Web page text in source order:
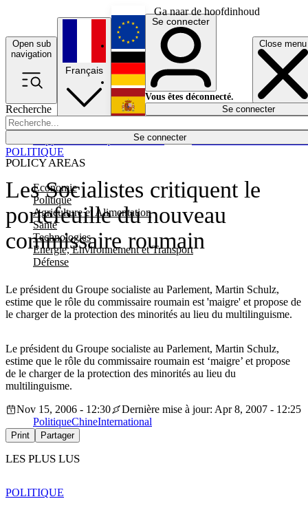
Ga naar de hoofdinhoud
Open sub
navigation
Close menu
Recherche
Se connecter
POLICY AREAS
Economie
Politique
Agriculture et Alimentation
Santé
Technologies
Energie, Environnement et Transport
Défense
Économie
Français
English
Deutsch
Español
Se connecter
Vous êtes déconnecté.
Se connecter
Les Socialistes critiquent le
portefeuille du nouveau
commissaire roumain
Le président du Groupe socialiste au Parlement, Martin Schulz,
estime que le rôle du commissaire roumain est 'maigre' et propose de
le charger de la protection des minorités au lieu du multilinguisme.
POLITIQUE
Le président du Groupe socialiste au Parlement, Martin Schulz,
estime que le rôle du commissaire roumain est ‘maigre’ et propose
de le charger de la protection des minorités au lieu du
multilinguisme.
Nov 15, 2006 - 12:30
Dernière mise à jour: Apr 8, 2007 - 12:25
PolitiqueChineInternational
Print Partager
LES PLUS LUS
POLITIQUE